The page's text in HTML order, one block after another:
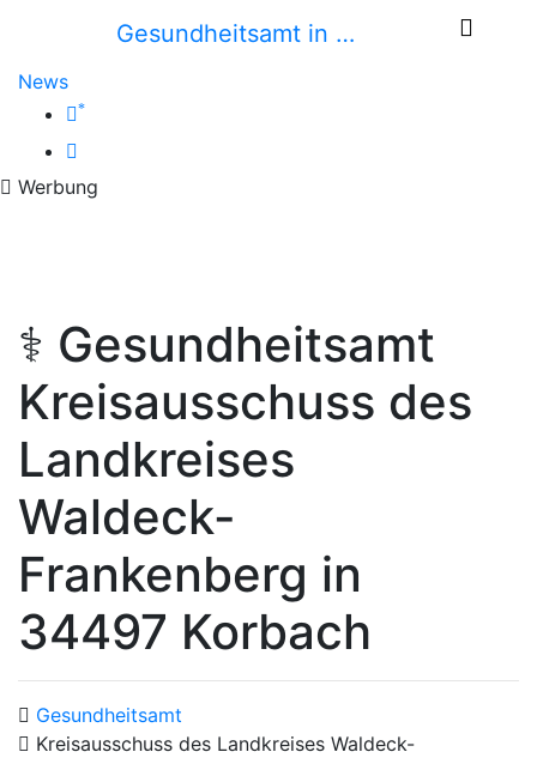
Gesundheitsamt in …
News
*
Werbung
⚕️ Gesundheitsamt
Kreisausschuss des
Landkreises
Waldeck-
Frankenberg in
34497 Korbach
Gesundheitsamt
Kreisausschuss des Landkreises Waldeck-